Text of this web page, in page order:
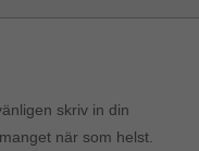
skriv in din
när som helst.